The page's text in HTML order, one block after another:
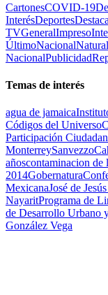
CartonesCOVID-19De
InterésDeportes
TVGeneralImpreso
ÚltimoNacional
NacionalPublicidad
Temas de interés
agua de jamaica
Códigos del Universo
Participación
MonterreySanvezzo
añoscontaminacion de
2014Gobernatura
MexicanaJosé de
NayaritPrograma de
de Desarrollo Urbano
González Vega